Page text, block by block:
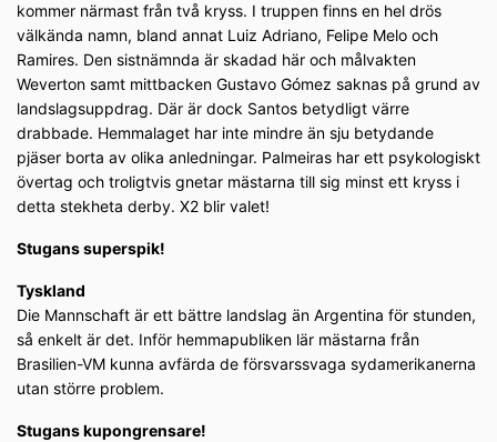
kommer närmast från två kryss. I truppen finns en hel drös
välkända namn, bland annat Luiz Adriano, Felipe Melo och
Ramires. Den sistnämnda är skadad här och målvakten
Weverton samt mittbacken Gustavo Gómez saknas på grund av
landslagsuppdrag. Där är dock Santos betydligt värre
drabbade. Hemmalaget har inte mindre än sju betydande
pjäser borta av olika anledningar. Palmeiras har ett psykologiskt
övertag och troligtvis gnetar mästarna till sig minst ett kryss i
detta stekheta derby. X2 blir valet!
Stugans superspik!
Tyskland
Die Mannschaft är ett bättre landslag än Argentina för stunden,
så enkelt är det. Inför hemmapubliken lär mästarna från
Brasilien-VM kunna avfärda de försvarssvaga sydamerikanerna
utan större problem.
Stugans kupongrensare!